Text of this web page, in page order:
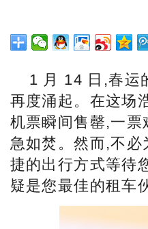
1 月 14 日,春运
再度涌起。在这场
机票瞬间售罄,一
急如焚。然而,不
捷的出行方式等
疑是您最佳的租车